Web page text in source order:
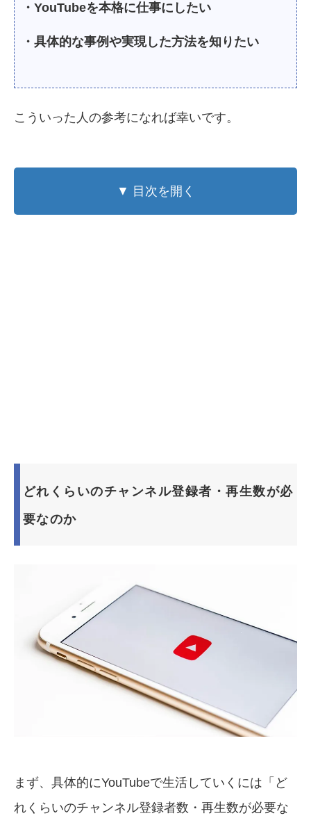
・YouTubeを本格に仕事にしたい
・具体的な事例や実現した方法を知りたい
こういった人の参考になれば幸いです。
▼ 目次を開く
どれくらいのチャンネル登録者・再生数が必
要なのか
まず、具体的にYouTubeで生活していくには「ど
れくらいのチャンネル登録者数・再生数が必要な